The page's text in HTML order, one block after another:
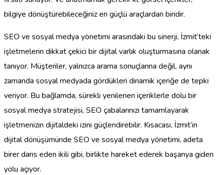
bilgiye dönüştürebileceğiniz en güçlü araçlardan biridir.
SEO ve sosyal medya yönetimi arasındaki bu sinerji, İzmit’teki
işletmelerin dikkat çekici bir dijital varlık oluşturmasına olanak
tanıyor. Müşteriler, yalnızca arama sonuçlarına değil, aynı
zamanda sosyal medyada gördükleri dinamik içeriğe de tepki
veriyor. Bu bağlamda, sürekli yenilenen içeriklerle dolu bir
sosyal medya stratejisi, SEO çabalarınızı tamamlayarak
işletmenizin dijitaldeki izini güçlendirebilir. Kısacası, İzmit’in
dijital dönüşümünde SEO ve sosyal medya yönetimi, adeta
birer dans eden ikili gibi, birlikte hareket ederek başarıya giden
yolu açıyor.